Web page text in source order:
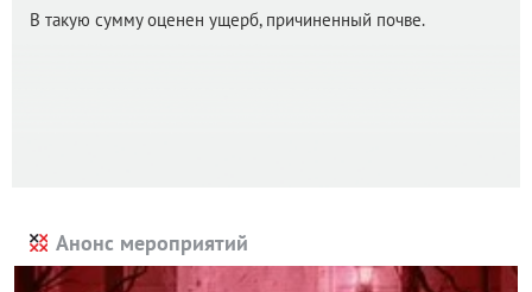
В такую сумму оценен ущерб, причиненный почве.
Анонс мероприятий